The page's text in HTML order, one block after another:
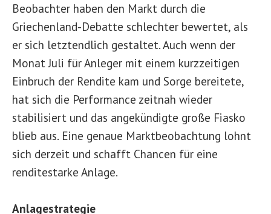
Beobachter haben den Markt durch die
Griechenland-Debatte schlechter bewertet, als
er sich letztendlich gestaltet. Auch wenn der
Monat Juli für Anleger mit einem kurzzeitigen
Einbruch der Rendite kam und Sorge bereitete,
hat sich die Performance zeitnah wieder
stabilisiert und das angekündigte große Fiasko
blieb aus. Eine genaue Marktbeobachtung lohnt
sich derzeit und schafft Chancen für eine
renditestarke Anlage.
Anlagestrategie